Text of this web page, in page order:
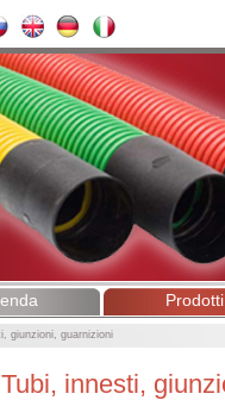
Prodotti
giunzioni, guarnizioni
Tubi, innesti,